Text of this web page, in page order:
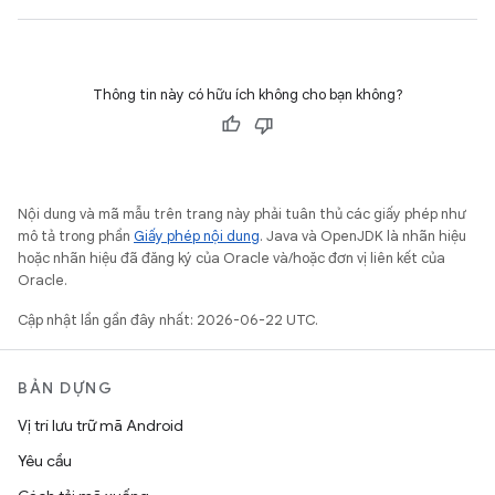
Thông tin này có hữu ích không cho bạn không?
Nội dung và mã mẫu trên trang này phải tuân thủ các giấy phép như
mô tả trong phần Giấy phép nội dung. Java và OpenJDK là nhãn hiệu
hoặc nhãn hiệu đã đăng ký của Oracle và/hoặc đơn vị liên kết của
Oracle.
Cập nhật lần gần đây nhất: 2026-06-22 UTC.
BẢN DỰNG
Vị trí lưu trữ mã Android
Yêu cầu